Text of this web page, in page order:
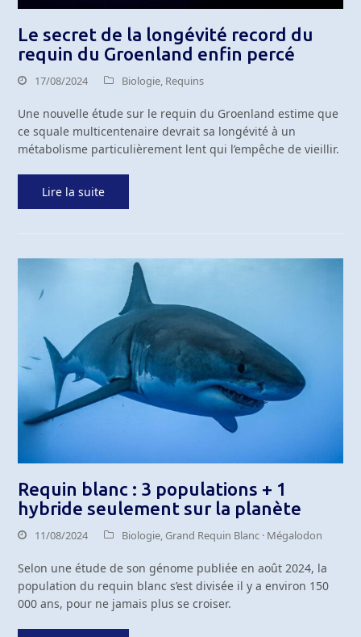
Le secret de la longévité record du
requin du Groenland enfin percé
17/08/2024 Biologie, Requins
Une nouvelle étude sur le requin du Groenland estime que
ce squale multicentenaire devrait sa longévité à un
métabolisme particulièrement lent qui l’empêche de vieillir.
Lire la suite
Requin blanc : 3 populations + 1
hybride seulement sur la planète
11/08/2024 Biologie,Grand Requin Blanc · Mégalodon
Selon une étude de son génome publiée en août 2024, la
population du requin blanc s’est divisée il y a environ 150
000 ans, pour ne jamais plus se croiser.